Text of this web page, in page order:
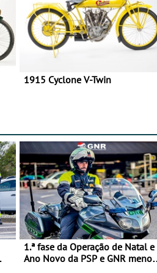
1915 Cyclone V-Twin
1.ª fase da Operação de Natal e
Ano Novo da PSP e GNR menos